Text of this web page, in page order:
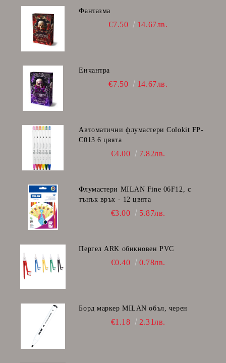
Фантазма
€7.50 14.67лв.
Енчантра
€7.50 14.67лв.
Автоматични флумастери Colokit FP-
C013 6 цвята
€4.00 7.82лв.
Флумастери MILAN Fine 06F12, с
тънък връх - 12 цвята
€3.00 5.87лв.
Пергел ARK обикновен PVC
€0.40 0.78лв.
Борд маркер MILAN объл, черен
€1.18 2.31лв.